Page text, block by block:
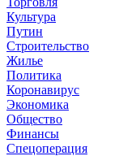
Культура
Путин
Строительство
Жилье
Политика
Коронавирус
Экономика
Общество
Финансы
Спецоперация